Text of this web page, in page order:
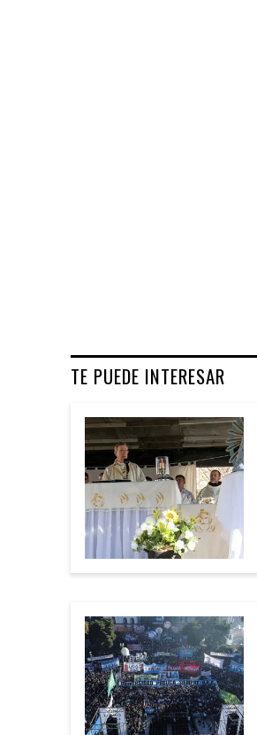
TE PUEDE INTERESAR